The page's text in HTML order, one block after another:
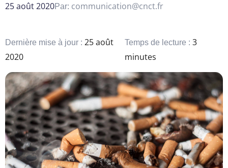
25 août 2020Par: communication@cnct.fr
Dernière mise à jour : 25 août
2020
Temps de lecture : 3
minutes